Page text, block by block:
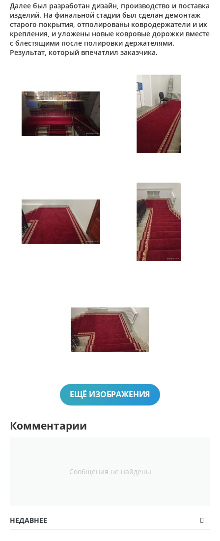
Далее был разработан дизайн, производство и поставка
изделий. На финальной стадии был сделан демонтаж
старого покрытия, отполированы ковродержатели и их
крепления, и уложены новые ковровые дорожки вместе
с блестящими после полировки держателями.
Результат, который впечатлил заказчика.
ЕЩЁ ИЗОБРАЖЕНИЯ
Комментарии
Сообщения не найдены
НЕДАВНЕЕ